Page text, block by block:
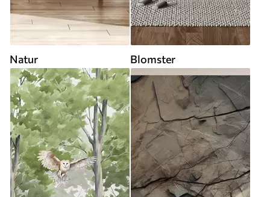
Natur Blomster